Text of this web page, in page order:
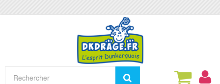
Rechercher